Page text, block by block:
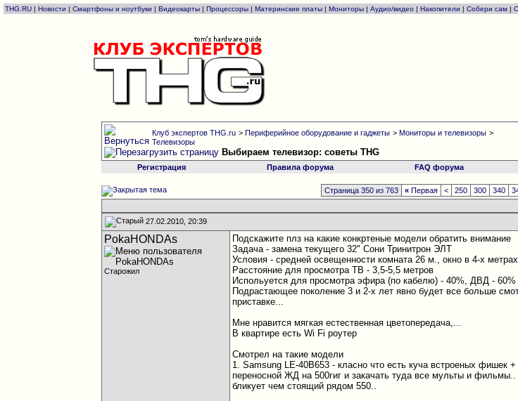
THG.RU | Новости | Смартфоны и ноутбуки | Видеокарты | Процессоры | Материнские платы | Мониторы | Аудио/видео | Накопители | Собери сам |
Клуб экспертов THG.ru >Периферийное оборудование и гаджеты >Мониторы и телевизоры >
Телевизоры
Выбираем телевизор: советы THG
Регистрация Правила форума FAQ форума
Страница 350 из 763 « Первая < 250 300 340
27.02.2010, 20:39
PokaHONDAs
Старожил
Подскажите плз на какие конкртеные модели обратить внимание
Задача - замена текущего 32" Сони Тринитрон ЭЛТ
Условия - средней освещенности комната 26 м., окно в 4-х
Расстояние для просмотра ТВ - 3,5-5,5 метров
Испольуется для просмотра эфира (по кабелю) - 40%, ДВД -
Подрастающее поколение 3 и 2-х лет явно будет все больше
приставке...
Мне нравится мягкая естественная цветопередача,...
В квартире есть Wi Fi роутер
Смотрел на такие модели
1. Samsung LE-40B653 - класно что есть куча встроеных фишек
переносной ЖД на 500гиг и закачать туда все мульты и
бликует чем стоящий рядом 550..